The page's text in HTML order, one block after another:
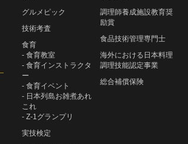
グルメピック
技術考査
食育
- 食育教室
- 食育インストラクタ
ー
- 食育イベント
- 日本列島お雑煮あれ
これ
- Z-1グランプリ
実技検定
調理師養成施設教育奨
励賞
食品技術管理専門士
海外における日本料理
調理技能認定事業
総合補償保険